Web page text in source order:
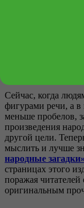
достоинству
сложные вопросы.
повседневной
Сейчас, когда
фигурами речи, а
меньше пробелов,
произведения
другой цели.
мыслить и лучше
народные загадки»
страницах этого
поражая
оригинальным